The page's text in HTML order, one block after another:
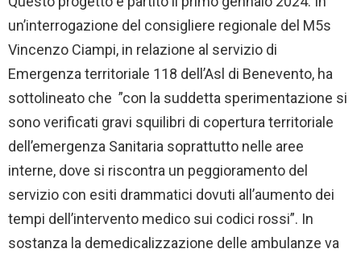
un’interrogazione del consigliere regionale del M5s
Vincenzo Ciampi, in relazione al servizio di
Emergenza territoriale 118 dell’Asl di Benevento, ha
sottolineato che ”con la suddetta sperimentazione si
sono verificati gravi squilibri di copertura territoriale
dell’emergenza Sanitaria soprattutto nelle aree
interne, dove si riscontra un peggioramento del
servizio con esiti drammatici dovuti all’aumento dei
tempi dell’intervento medico sui codici rossi”. In
sostanza la demedicalizzazione delle ambulanze va